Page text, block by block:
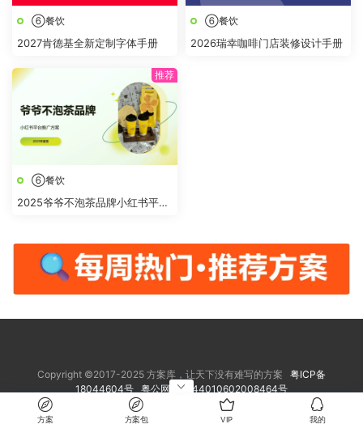
⑥餐饮
2027肯德基全新定制字体手册
⑥餐饮
2026瑞幸咖啡门店装修设计手册
⑥餐饮
2025爷爷不泡茶品牌小红书平台
Copyright ©2017-2025 方案库，让天下没有难写的方案 粤ICP备
18044604号 粤公网安备 44010602008464号
方案 方案包 VIP 我的